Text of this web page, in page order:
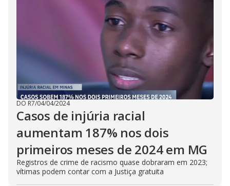
DO R7/04/04/2024
Casos de injúria racial
aumentam 187% nos dois
primeiros meses de 2024 em MG
Registros de crime de racismo quase dobraram em 2023;
vítimas podem contar com a Justiça gratuita